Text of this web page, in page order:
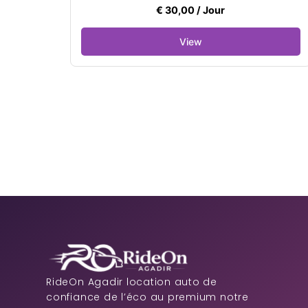
€ 30,00 / Jour
RideOn Agadir location auto de
confiance de l’éco au premium notre